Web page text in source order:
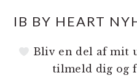
IB BY HEART
Bliv en del af mit
tilmeld dig og